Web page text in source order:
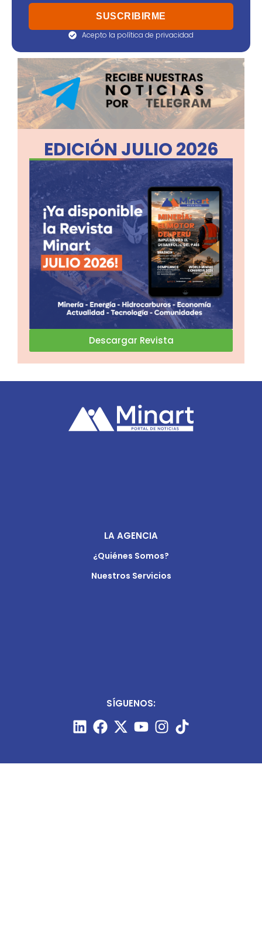
Acepto la política de privacidad
EDICIÓN JULIO 2026
Descargar Revista
LA AGENCIA
¿Quiénes Somos?
Nuestros Servicios
SÍGUENOS: